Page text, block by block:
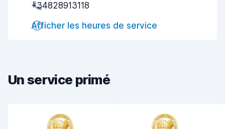
Restitution rapide
Propreté de la voiture
+34828913118
Afficher les heures de service
Un service primé